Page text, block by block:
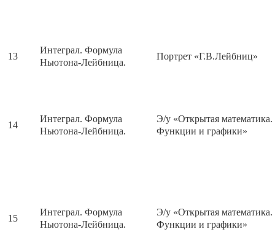
13
Интеграл. Формула
Ньютона-Лейбница.
Портрет «Г.В.Лейбниц»
14
Интеграл. Формула
Ньютона-Лейбница.
Э/у «Открытая математика.
Функции и графики»
15
Интеграл. Формула
Ньютона-Лейбница.
Э/у «Открытая математика.
Функции и графики»